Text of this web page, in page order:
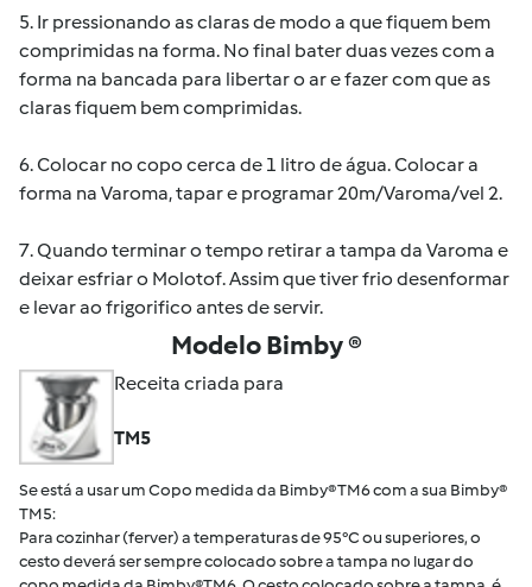
5. Ir pressionando as claras de modo a que fiquem bem
comprimidas na forma. No final bater duas vezes com a
forma na bancada para libertar o ar e fazer com que as
claras fiquem bem comprimidas.
6. Colocar no copo cerca de 1 litro de água. Colocar a
forma na Varoma, tapar e programar 20m/Varoma/vel 2.
7. Quando terminar o tempo retirar a tampa da Varoma e
deixar esfriar o Molotof. Assim que tiver frio desenformar
e levar ao frigorifico antes de servir.
Modelo Bimby ®
Receita criada para
TM5
Se está a usar um Copo medida da Bimby® TM6 com a sua Bimby®
TM5:
Para cozinhar (ferver) a temperaturas de 95°C ou superiores, o
cesto deverá ser sempre colocado sobre a tampa no lugar do